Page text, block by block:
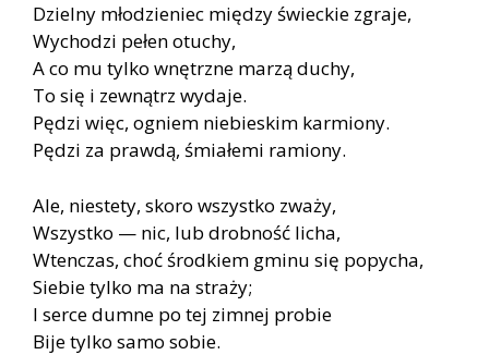
Dzielny młodzieniec między świeckie zgraje,
Wychodzi pełen otuchy,
A co mu tylko wnętrzne marzą duchy,
To się i zewnątrz wydaje.
Pędzi więc, ogniem niebieskim karmiony.
Pędzi za prawdą, śmiałemi ramiony.
Ale, niestety, skoro wszystko zważy,
Wszystko — nic, lub drobność licha,
Wtenczas, choć środkiem gminu się popycha,
Siebie tylko ma na straży;
I serce dumne po tej zimnej probie
Bije tylko samo sobie.